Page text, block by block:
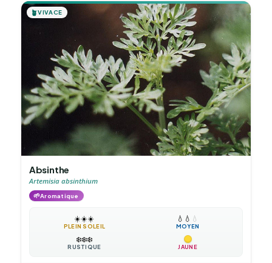
🪴VIVACE
Absinthe
Artemisia absinthium
🌱Aromatique
☀️☀️☀️
PLEIN SOLEIL
💧 💧 💧
MOYEN
❄️❄️❄️
RUSTIQUE JAUNE